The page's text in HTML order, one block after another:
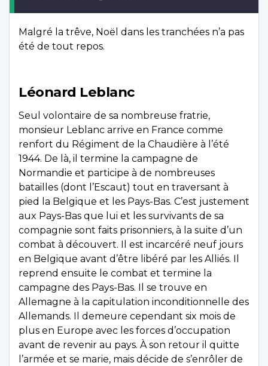
Malgré la trêve, Noël dans les tranchées n’a pas
été de tout repos.
Léonard Leblanc
Seul volontaire de sa nombreuse fratrie,
monsieur Leblanc arrive en France comme
renfort du Régiment de la Chaudière à l’été
1944. De là, il termine la campagne de
Normandie et participe à de nombreuses
batailles (dont l’Escaut) tout en traversant à
pied la Belgique et les Pays-Bas. C’est justement
aux Pays-Bas que lui et les survivants de sa
compagnie sont faits prisonniers, à la suite d’un
combat à découvert. Il est incarcéré neuf jours
en Belgique avant d’être libéré par les Alliés. Il
reprend ensuite le combat et termine la
campagne des Pays-Bas. Il se trouve en
Allemagne à la capitulation inconditionnelle des
Allemands. Il demeure cependant six mois de
plus en Europe avec les forces d’occupation
avant de revenir au pays. À son retour il quitte
l’armée et se marie, mais décide de s’enrôler de